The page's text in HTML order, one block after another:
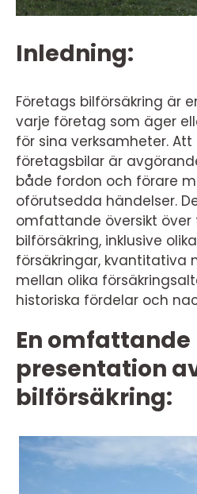
Inledning:
Företags bilförsäkring är
varje företag som äger
för sina verksamheter. Att
företagsbilar är
både fordon och förare
oförutsedda händelser.
omfattande översikt över
bilförsäkring, inklusive
försäkringar, kvantitativa
mellan olika
historiska fördelar och
En omfattande
presentation
bilförsäkring: